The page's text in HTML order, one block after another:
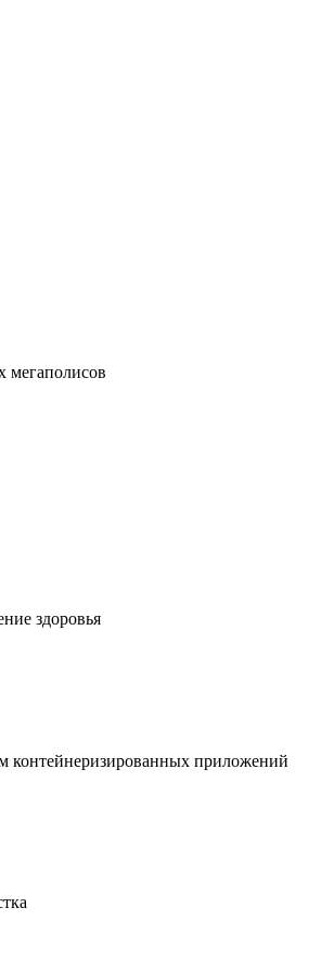
мегаполисов
здоровья
контейнеризированных приложений